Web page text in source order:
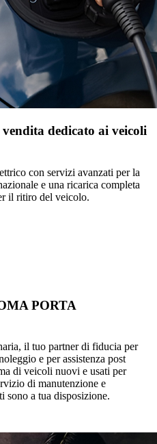
vendita dedicato ai veicoli
con servizi avanzati per la
e una ricarica completa
il ritiro del veicolo.
PORTA
il tuo partner di fiducia per
e per assistenza post
di veicoli nuovi e usati per
di manutenzione e
sono a tua disposizione.